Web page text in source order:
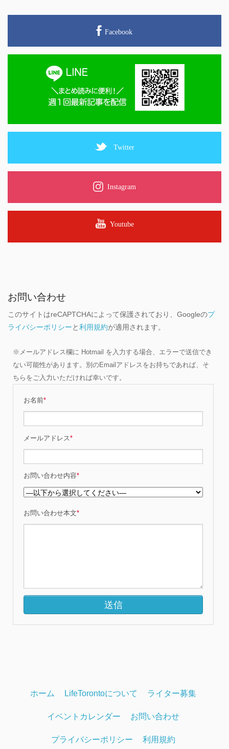
Facebook
Twitter
Instagram
Youtube
お問い合わせ
このサイトはreCAPTCHAによって保護されており、Googleのプ
ライバシーポリシーと利用規約が適用されます。
※メールアドレス欄に Hotmail を入力する場合、エラーで送信でき
ない可能性があります。別のEmailアドレスをお持ちであれば、そ
ちらをご入力いただければ幸いです。
お名前*
メールアドレス*
お問い合わせ内容*
お問い合わせ本文*
ホーム LifeTorontoについて ライター募集
イベントカレンダー お問い合わせ
プライバシーポリシー 利用規約